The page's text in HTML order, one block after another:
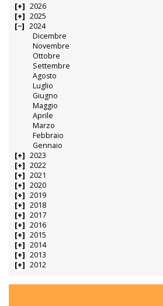
2026
2025
2024
Dicembre
Novembre
Ottobre
Settembre
Agosto
Luglio
Giugno
Maggio
Aprile
Marzo
Febbraio
Gennaio
2023
2022
2021
2020
2019
2018
2017
2016
2015
2014
2013
2012